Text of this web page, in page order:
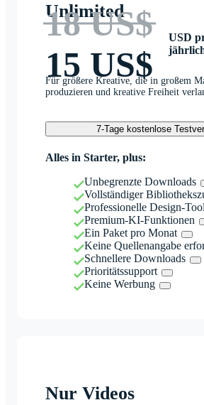
Unlimited
18 US$
15 US$
USD
Für größere Kreative, die in großem
produzieren und kreative Freiheit
7-Tage kostenlose
Alles in Starter, plus:
Unbegrenzte Downloads
Vollständiger
Professionelle Design-
Premium-KI-Funktionen
Ein Paket pro Monat
Keine Quellenangabe
Schnellere Downloads
Prioritätssupport
Keine Werbung
Nur Videos